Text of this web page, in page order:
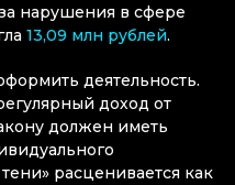
нарушения в сфере
13,09 млн рублей.
деятельность.
доход от
должен иметь
расценивается как